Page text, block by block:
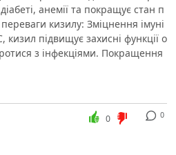
анемії та покращує стан п
кизилу: Зміцнення імуні
кизил підвищує захисні функції о
з інфекціями. Покращення
0
0